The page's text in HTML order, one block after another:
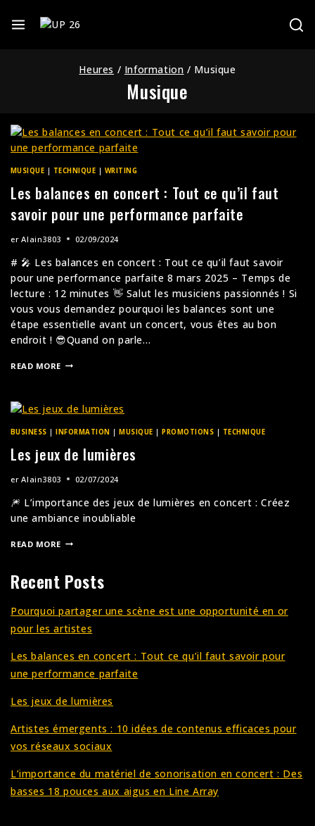
Heures / Information / Musique
Musique
MUSIQUE | TECHNIQUE | WRITING
Les balances en concert : Tout ce qu’il faut
savoir pour une performance parfaite
er Alain3803 02/09/2024
# 🎤 Les balances en concert : Tout ce qu’il faut savoir
pour une performance parfaite 8 mars 2025 – Temps de
lecture : 12 minutes 👋 Salut les musiciens passionnés ! Si
vous vous demandez pourquoi les balances sont une
étape essentielle avant un concert, vous êtes au bon
endroit ! 😎Quand on parle…
READ MORE
BUSINESS |INFORMATION |MUSIQUE |PROMOTIONS | TECHNIQUE
Les jeux de lumières
er Alain3803 02/07/2024
🎆 L’importance des jeux de lumières en concert : Créez
une ambiance inoubliable
READ MORE
Recent Posts
Pourquoi partager une scène est une opportunité en or
pour les artistes
Les balances en concert : Tout ce qu’il faut savoir pour
une performance parfaite
Les jeux de lumières
Artistes émergents : 10 idées de contenus efficaces pour
vos réseaux sociaux
L’importance du matériel de sonorisation en concert : Des
basses 18 pouces aux aigus en Line Array